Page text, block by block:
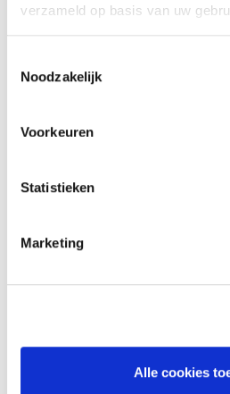
verzameld op basis van uw
Noodzakelijk
Voorkeuren
Statistieken
Marketing
Alle cookies
Meer info
Wettelijk Vermelding